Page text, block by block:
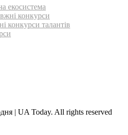
екосистема
конкурси
конкурси талантів
| UA Today. All rights reserved